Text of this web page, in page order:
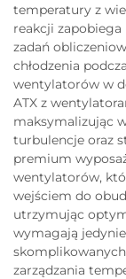
temperatury z
reakcji
zadań
chłodzenia
wentylatorów w
ATX z
maksymalizując
turbulencje oraz
premium
wentylatorów,
wejściem do
utrzymując
wymagają
zarządzania